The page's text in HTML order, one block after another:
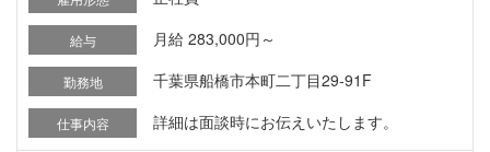
給与 月給 283,000円～
勤務地 千葉県船橋市本町二丁目29-91F
仕事内容 詳細は面談時にお伝えいたします。